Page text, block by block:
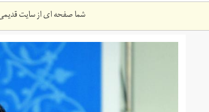
شما صفحه ای از سایت قدیمی
20170411151603692.jpg